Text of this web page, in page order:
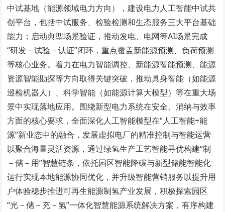
中试基地（能源领域电力方向），建设电力人工智能中试共
创平台，包括中试服务、检验检测和生态服务三大平台基础
能力；启动典型场景验证，推动发电、电网等AI场景完成
“研发－试验－认证”闭环，重点覆盖新能源预测、负荷预测
等核心业务。着力在电力智能调控、新能源智能预测、能源
资源智能勘探等方向取得关键突破，推动具身智能（如能源
巡检机器人）、科学智能（如能源计算大模型）等在重大场
景中实现落地应用。围绕新型电力系统在安全、消纳与效率
方面的核心要求，全面深化人工智能模型在“人工智能+能
源”新业态中的融合，发展虚拟电厂的精准控制与智能运营
以聚合海量灵活资源，通过绿氢生产工艺智能寻优构建“制
－储－用”智慧链条，依托园区智能降碳与新型储能智能化
运行实现本地能源协同优化，并升级智能营销服务以提升用
户体验稳步推进可再生能源制氢产业发展，积极探索园区
“光－储－充－氢”一体化智慧能源系统解决方案，有序构建